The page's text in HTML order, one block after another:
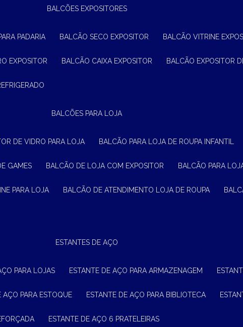
BALCÕES EXPOSITORES
PADARIA BALCÃO SECO EXPOSITOR BALCÃO VITRINE
EXPOSITOR BALCÃO CAIXA EXPOSITOR BALCÃO EXPOSITOR
BALCÕES PARA LOJA
DE VIDRO PARA LOJA BALCÃO PARA LOJA DE ROUPA INFANTIL
GAMES BALCÃO DE LOJA COM EXPOSITOR BALCÃO PARA
PARA LOJA BALCÃO DE ATENDIMENTO LOJA DE ROUPA
ESTANTES DE AÇO
PARA LOJAS ESTANTE DE AÇO PARA ARMAZENAGEM
AÇO PARA ESTOQUE ESTANTE DE AÇO PARA BIBLIOTECA
ESTANTE DE AÇO 6 PRATELEIRAS